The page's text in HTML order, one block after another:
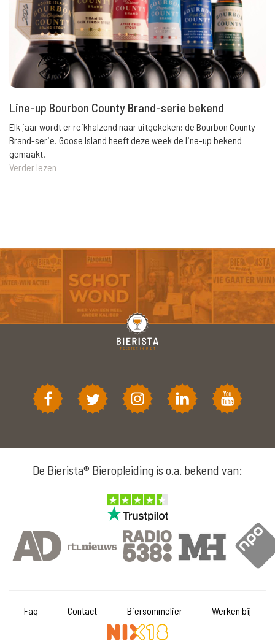
Line-up Bourbon County Brand-serie bekend
Elk jaar wordt er reikhalzend naar uitgekeken: de Bourbon County
Brand-serie. Goose Island heeft deze week de line-up bekend
gemaakt.
Verder lezen
De Bierista® Bieropleiding is o.a. bekend van:
Faq Contact Biersommelier Werken bij